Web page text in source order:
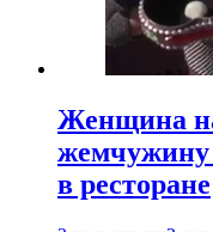
Женщина
жемчужину
в ресторане